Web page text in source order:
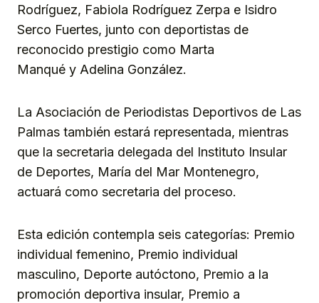
Rodríguez, Fabiola Rodríguez Zerpa e Isidro
Serco Fuertes, junto con deportistas de
reconocido prestigio como Marta
Manqué y Adelina González.
La Asociación de Periodistas Deportivos de Las
Palmas también estará representada, mientras
que la secretaria delegada del Instituto Insular
de Deportes, María del Mar Montenegro,
actuará como secretaria del proceso.
Esta edición contempla seis categorías: Premio
individual femenino, Premio individual
masculino, Deporte autóctono, Premio a la
promoción deportiva insular, Premio a